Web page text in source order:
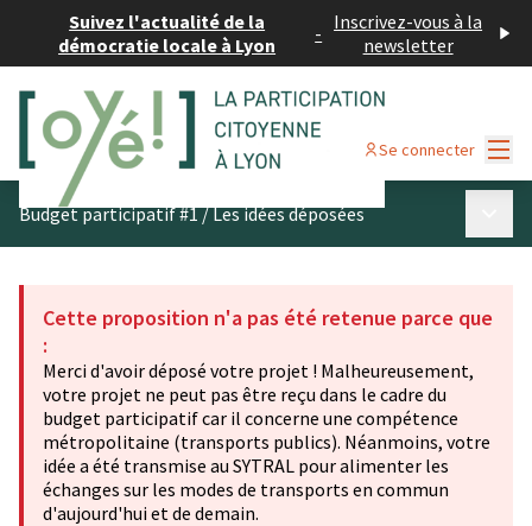
Suivez l'actualité de la
démocratie locale à Lyon
- Inscrivez-vous à la
newsletter
Se connecter
Budget participatif #1/Les idées déposées
Cette proposition n'a pas été retenue parce que
:
Merci d'avoir déposé votre projet ! Malheureusement,
votre projet ne peut pas être reçu dans le cadre du
budget participatif car il concerne une compétence
métropolitaine (transports publics). Néanmoins, votre
idée a été transmise au SYTRAL pour alimenter les
échanges sur les modes de transports en commun
d'aujourd'hui et de demain.